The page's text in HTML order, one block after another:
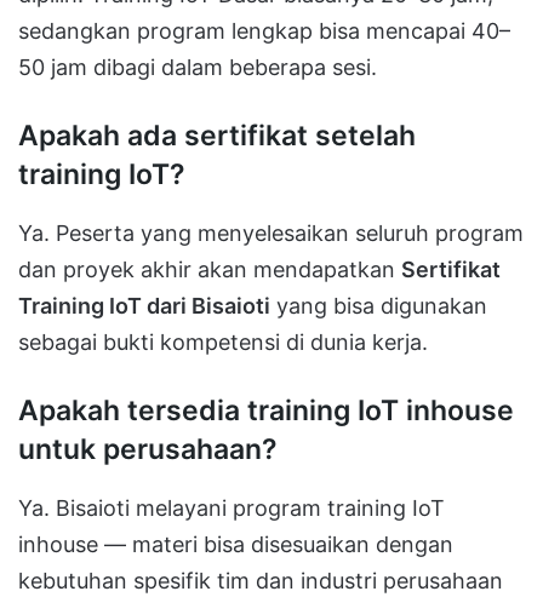
sedangkan program lengkap bisa mencapai 40–
50 jam dibagi dalam beberapa sesi.
Apakah ada sertifikat setelah
training IoT?
Ya. Peserta yang menyelesaikan seluruh program
dan proyek akhir akan mendapatkan Sertifikat
Training IoT dari Bisaioti yang bisa digunakan
sebagai bukti kompetensi di dunia kerja.
Apakah tersedia training IoT inhouse
untuk perusahaan?
Ya. Bisaioti melayani program training IoT
inhouse — materi bisa disesuaikan dengan
kebutuhan spesifik tim dan industri perusahaan